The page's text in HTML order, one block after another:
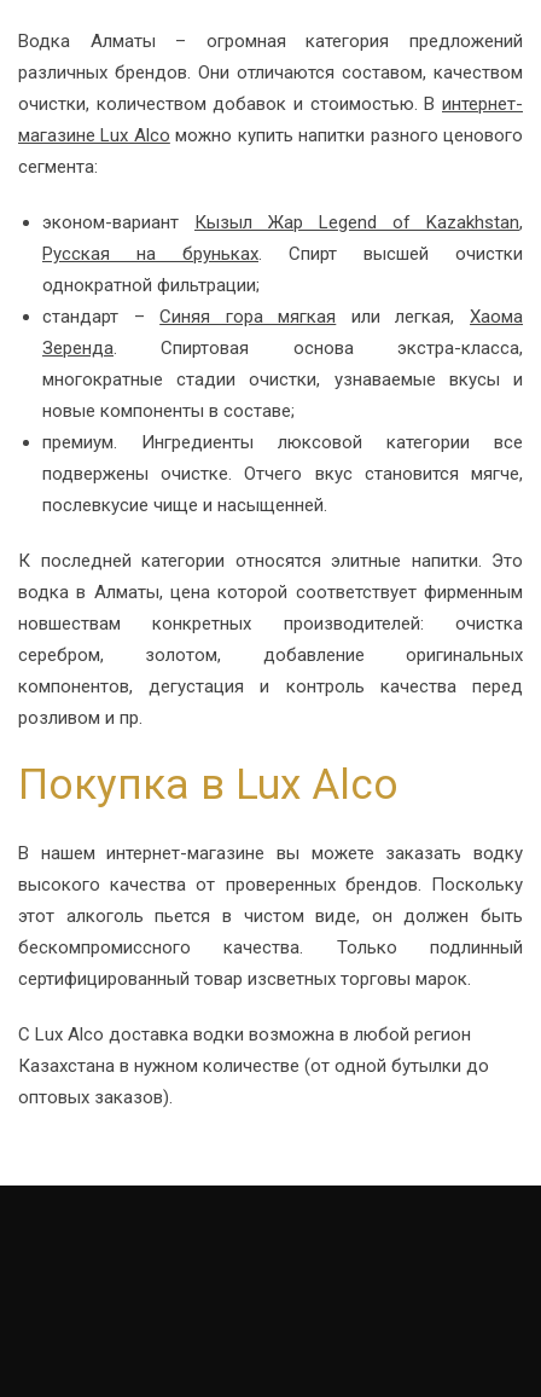
Водка Алматы – огромная категория предложений
различных брендов. Они отличаются составом, качеством
очистки, количеством добавок и стоимостью. В интернет-
магазине Lux Alco можно купить напитки разного ценового
сегмента:
эконом-вариант Кызыл Жар Legend of Kazakhstan,
Русская на бруньках. Спирт высшей очистки
однократной фильтрации;
стандарт –Синяя гора мягкая или легкая,Хаома
Зеренда. Спиртовая основа экстра-класса,
многократные стадии очистки, узнаваемые вкусы и
новые компоненты в составе;
премиум. Ингредиенты люксовой категории все
подвержены очистке. Отчего вкус становится мягче,
послевкусие чище и насыщенней.
К последней категории относятся элитные напитки. Это
водка в Алматы, цена которой соответствует фирменным
новшествам конкретных производителей: очистка
серебром, золотом, добавление оригинальных
компонентов, дегустация и контроль качества перед
розливом и пр.
Покупка в Lux Alco
В нашем интернет-магазине вы можете заказать водку
высокого качества от проверенных брендов. Поскольку
этот алкоголь пьется в чистом виде, он должен быть
бескомпромиссного качества. Только подлинный
сертифицированный товар изсветных торговы марок.
С Lux Alco доставка водки возможна в любой регион
Казахстана в нужном количестве (от одной бутылки до
оптовых заказов).